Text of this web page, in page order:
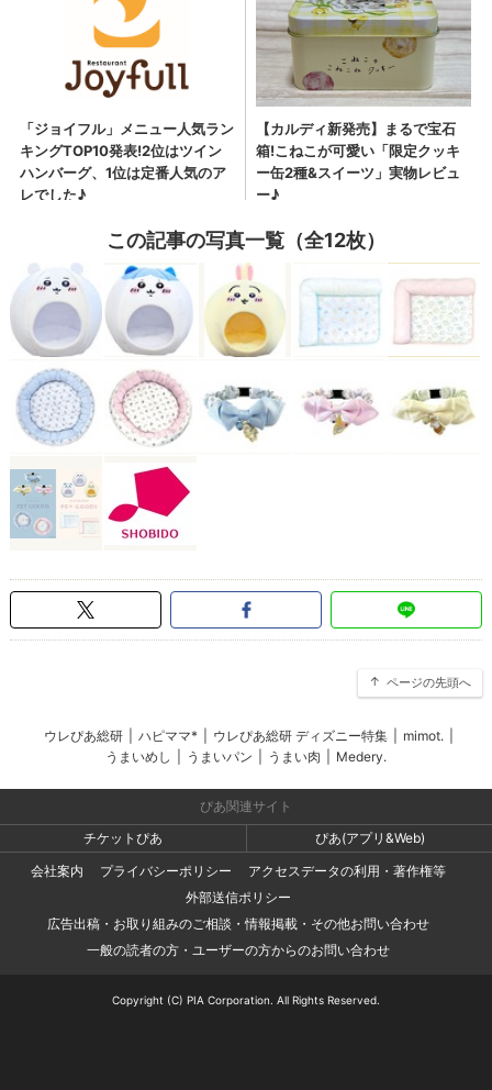
この記事の写真一覧（全12枚）
ページの先頭へ
ウレぴあ総研 ハピママ* ウレぴあ総研 ディズニー特集 mimot.
うまいめし
うまいパン うまい肉 Medery.
ぴあ関連サイト
チケットぴあ
ぴあ(アプリ&Web)
会社案内
プライバシーポリシー
アクセスデータの利用・著作権等
外部送信ポリシー
広告出稿・お取り組みのご相談・情報掲載・その他お問い合わせ
一般の読者の方・ユーザーの方からのお問い合わせ
Copyright (C) PIA Corporation. All Rights Reserved.